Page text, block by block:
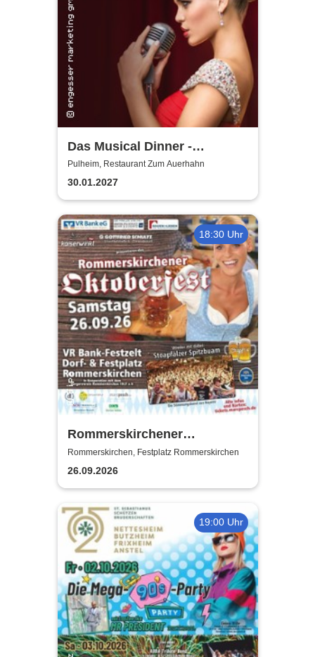
Das Musical Dinner -
Kulinarischer Genuss und
garantierte Unterhaltung
Pulheim, Restaurant Zum Auerhahn
30.01.2027
18:30 Uhr
Rommerskirchener
Oktoberfest - Auf geht´s -
pack mas!
Rommerskirchen, Festplatz Rommerskirchen
26.09.2026
19:00 Uhr